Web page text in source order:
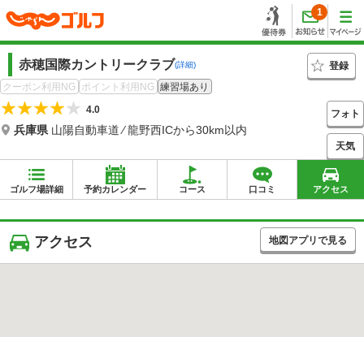
1
赤穂国際カントリークラブ(詳細)
登録
クーポン利用NG
ポイント利用NG 練習場あり
4.0
兵庫県 山陽自動車道 ⁄ 龍野西ICから30km以内
フォト
天気
ゴルフ場詳細 予約カレンダー コース 口コミ アクセス
アクセス 地図アプリで見る